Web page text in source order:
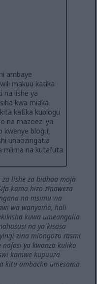
ambaye
makuu katika
na lishe ya
kwa miaka
katika kublogu
na mazoezi ya
kwenye blogu,
unaozingatia
mlima na kutafuta
lishe za bidhaa moja
kama hizo zinaweza
na msimu wa
wa wanyama, hali
kuwa umeangalia
na ya kisasa
zina miongozo rasmi
nafasi ya kwanza kuliko
kamwe kupuuza
kitu ambacho umesoma